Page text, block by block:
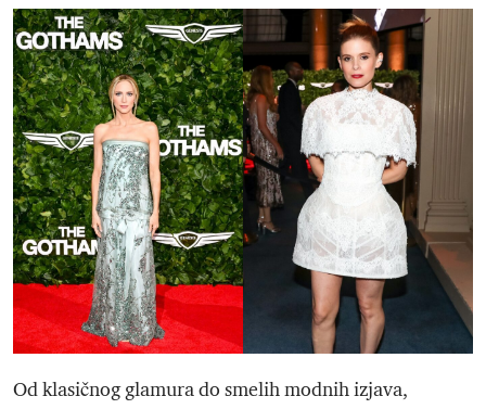
Od klasičnog glamura do smelih modnih izjava,